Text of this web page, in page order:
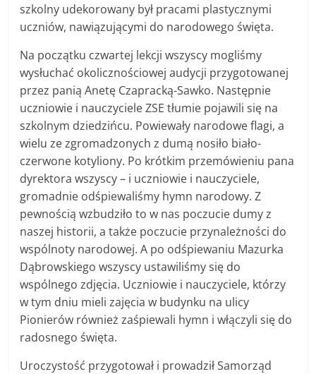
szkolny udekorowany był pracami plastycznymi
uczniów, nawiązującymi do narodowego święta.
Na początku czwartej lekcji wszyscy mogliśmy
wysłuchać okolicznościowej audycji przygotowanej
przez panią Anetę Czapracką-Sawko. Następnie
uczniowie i nauczyciele ZSE tłumie pojawili się na
szkolnym dziedzińcu. Powiewały narodowe flagi, a
wielu ze zgromadzonych z dumą nosiło biało-
czerwone kotyliony. Po krótkim przemówieniu pana
dyrektora wszyscy – i uczniowie i nauczyciele,
gromadnie odśpiewaliśmy hymn narodowy. Z
pewnością wzbudziło to w nas poczucie dumy z
naszej historii, a także poczucie przynależności do
wspólnoty narodowej. A po odśpiewaniu Mazurka
Dąbrowskiego wszyscy ustawiliśmy się do
wspólnego zdjęcia. Uczniowie i nauczyciele, którzy
w tym dniu mieli zajęcia w budynku na ulicy
Pionierów również zaśpiewali hymn i włączyli się do
radosnego święta.
Uroczystość przygotował i prowadził Samorząd